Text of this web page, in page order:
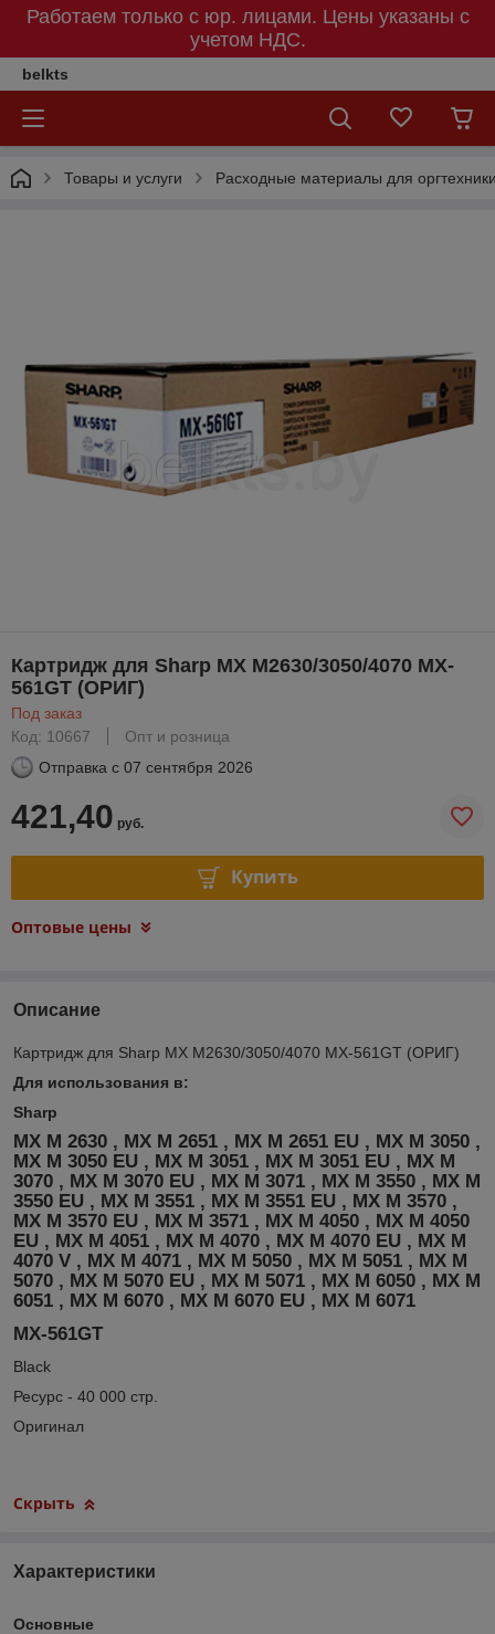
Работаем только с юр. лицами. Цены указаны c
учетом НДС.
belkts
Товары и услуги Расходные материалы для
Картридж для Sharp MX M2630/3050/4070 MX-
561GT (ОРИГ)
Под заказ
Код: 10667
Опт и розница
Отправка с 07 сентября 2026
421,40 руб.
Купить
Оптовые цены
Описание
Картридж для Sharp MX M2630/3050/4070 MX-561GT (ОРИГ)
Для использования в:
Sharp
MX M 2630 , MX M 2651 , MX M 2651 EU , MX M 3050 ,
MX M 3050 EU , MX M 3051 , MX M 3051 EU , MX M
3070 , MX M 3070 EU , MX M 3071 , MX M 3550 , MX M
3550 EU , MX M 3551 , MX M 3551 EU , MX M 3570 ,
MX M 3570 EU , MX M 3571 , MX M 4050 , MX M 4050
EU , MX M 4051 , MX M 4070 , MX M 4070 EU , MX M
4070 V , MX M 4071 , MX M 5050 , MX M 5051 , MX M
5070 , MX M 5070 EU , MX M 5071 , MX M 6050 , MX M
6051 , MX M 6070 , MX M 6070 EU , MX M 6071
MX-561GT
Black
Ресурс - 40 000 стр.
Оригинал
Скрыть
Характеристики
Основные